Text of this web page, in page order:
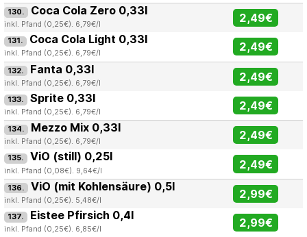
130. Coca Cola Zero 0,33l
inkl. Pfand (0,25€). 6,79€/l 2,49€
131. Coca Cola Light 0,33l
inkl. Pfand (0,25€). 6,79€/l 2,49€
132. Fanta 0,33l
inkl. Pfand (0,25€). 6,79€/l 2,49€
133. Sprite 0,33l
inkl. Pfand (0,25€). 6,79€/l 2,49€
134. Mezzo Mix 0,33l
inkl. Pfand (0,25€). 6,79€/l 2,49€
135. ViO (still) 0,25l
inkl. Pfand (0,08€). 9,64€/l 2,49€
136. ViO (mit Kohlensäure) 0,5l
inkl. Pfand (0,25€). 5,48€/l 2,99€
137. Eistee Pfirsich 0,4l
inkl. Pfand (0,25€). 6,85€/l 2,99€